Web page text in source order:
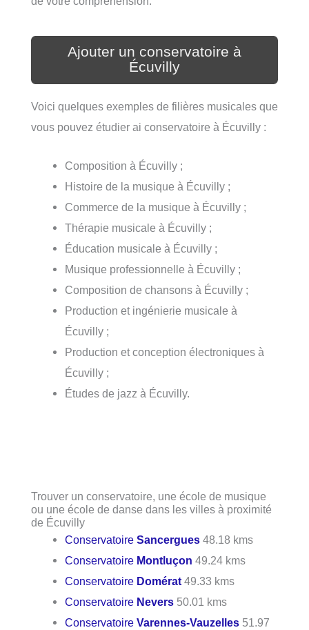
Ajouter un conservatoire à
Écuvilly
Voici quelques exemples de filières musicales que
vous pouvez étudier ai conservatoire à Écuvilly :
Composition à Écuvilly ;
Histoire de la musique à Écuvilly ;
Commerce de la musique à Écuvilly ;
Thérapie musicale à Écuvilly ;
Éducation musicale à Écuvilly ;
Musique professionnelle à Écuvilly ;
Composition de chansons à Écuvilly ;
Production et ingénierie musicale à
Écuvilly ;
Production et conception électroniques à
Écuvilly ;
Études de jazz à Écuvilly.
Trouver un conservatoire, une école de musique
ou une école de danse dans les villes à proximité
de Écuvilly
ConservatoireSancergues 48.18 kms
Conservatoire Montluçon 49.24 kms
Conservatoire Domérat 49.33 kms
Conservatoire Nevers 50.01 kms
ConservatoireVarennes-Vauzelles 51.97